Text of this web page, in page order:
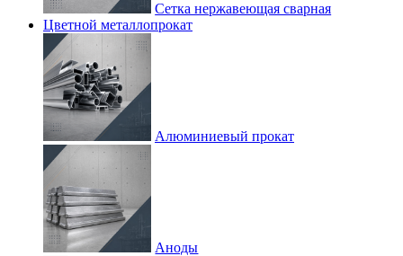
Сетка нержавеющая сварная
Цветной металлопрокат
Алюминиевый прокат
Аноды